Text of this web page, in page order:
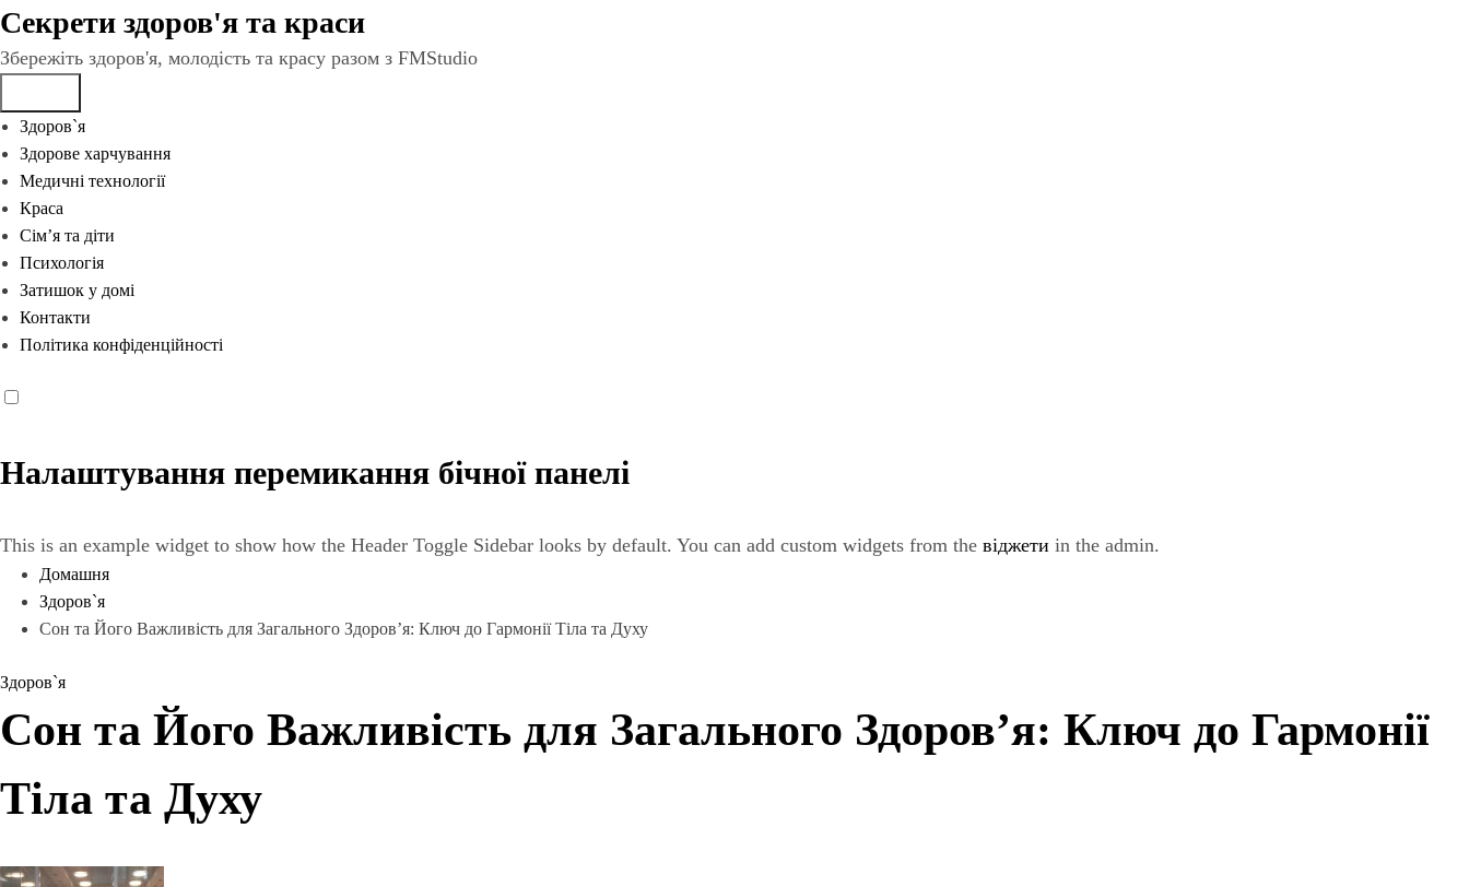
Перейти
вмісту
Секрети здоров'я та краси
Збережіть здоров'я, молодість та красу разом з FMStudio
Здоров`я
Здорове харчування
Медичні технології
Краса
Сім’я та діти
Психологія
Затишок у домі
Контакти
Політика конфіденційності
Налаштування перемикання бічної панелі
This is an example widget to show how the Header Toggle Sidebar looks by default. You can add custom widgets from the віджети in the admin.
Домашня
Здоров`я
Сон та Його Важливість для Загального Здоров’я: Ключ до Гармонії Тіла та Духу
Здоров`я
Сон та Його Важливість для Загального Здоров’я: Ключ до Гармонії
Тіла та Духу